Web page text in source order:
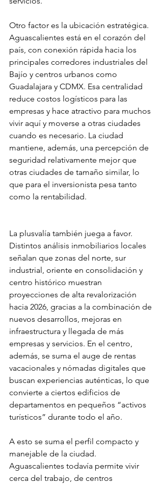
Otro factor es la ubicación estratégica.
Aguascalientes está en el corazón del
país, con conexión rápida hacia los
principales corredores industriales del
Bajío y centros urbanos como
Guadalajara y CDMX. Esa centralidad
reduce costos logísticos para las
empresas y hace atractivo para muchos
vivir aquí y moverse a otras ciudades
cuando es necesario. La ciudad
mantiene, además, una percepción de
seguridad relativamente mejor que
otras ciudades de tamaño similar, lo
que para el inversionista pesa tanto
como la rentabilidad.
La plusvalía también juega a favor.
Distintos análisis inmobiliarios locales
señalan que zonas del norte, sur
industrial, oriente en consolidación y
centro histórico muestran
proyecciones de alta revalorización
hacia 2026, gracias a la combinación de
nuevos desarrollos, mejoras en
infraestructura y llegada de más
empresas y servicios. En el centro,
además, se suma el auge de rentas
vacacionales y nómadas digitales que
buscan experiencias auténticas, lo que
convierte a ciertos edificios de
departamentos en pequeños “activos
turísticos” durante todo el año.
A esto se suma el perfil compacto y
manejable de la ciudad.
Aguascalientes todavía permite vivir
cerca del trabajo, de centros